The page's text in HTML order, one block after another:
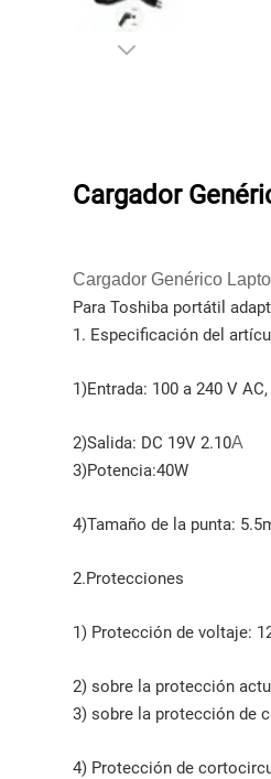
Cargador
Cargador Genérico
Para Toshiba portátil
1. Especificación del
1)Entrada: 100 a 240 V
2)Salida: DC 19V 2.10A
3)Potencia:40W
4)Tamaño de la punta:
2.Protecciones
1) Protección de voltaje:
2) sobre la protección
3) sobre la protección de
4) Protección de